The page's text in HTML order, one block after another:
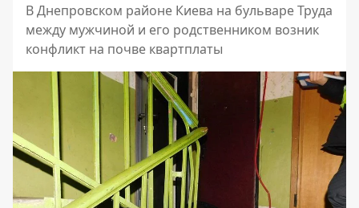
В Днепровском районе Киева на бульваре Труда
между мужчиной и его родственником возник
конфликт на почве квартплаты